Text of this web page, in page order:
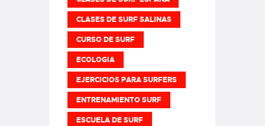
CLASES DE SURF SALINAS
CURSO DE SURF
ECOLOGIA
EJERCICIOS PARA SURFERS
ENTRENAMIENTO SURF
ESCUELA DE SURF